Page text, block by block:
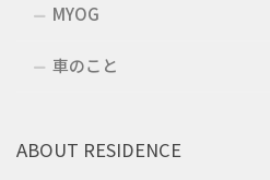
MYOG
車のこと
ABOUT RESIDENCE